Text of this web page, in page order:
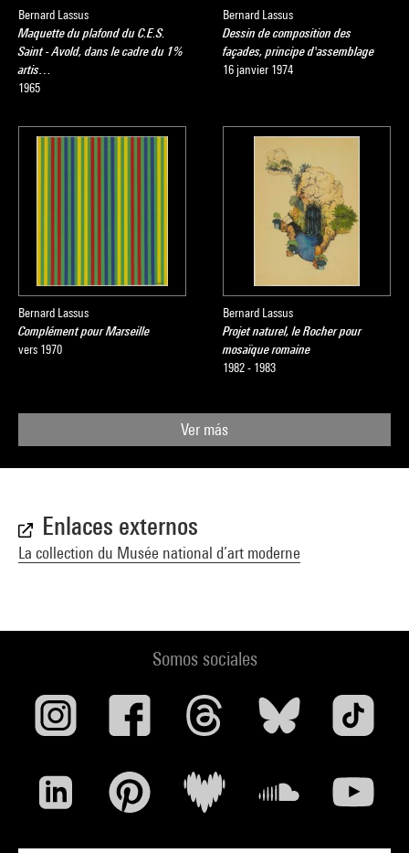
Bernard Lassus
Maquette du plafond du C.E.S.
Saint - Avold, dans le cadre du 1%
artis…
1965
Bernard Lassus
Dessin de composition des
façades, principe d'assemblage
16 janvier 1974
Bernard Lassus
Complément pour Marseille
vers 1970
Bernard Lassus
Projet naturel, le Rocher pour
mosaïque romaine
1982 - 1983
Ver más
Enlaces externos
La collection du Musée national d’art moderne
Somos sociales